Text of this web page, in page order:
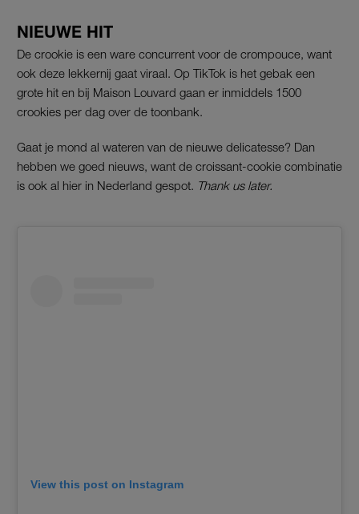
NIEUWE HIT
De crookie is een ware concurrent voor de crompouce, want
ook deze lekkernij gaat viraal. Op TikTok is het gebak een
grote hit en bij Maison Louvard gaan er inmiddels 1500
crookies per dag over de toonbank.
Gaat je mond al wateren van de nieuwe delicatesse? Dan
hebben we goed nieuws, want de croissant-cookie combinatie
is ook al hier in Nederland gespot. Thank us later.
View this post on Instagram